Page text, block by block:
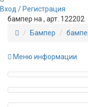
Вход / Регистрация
бампер на , арт. 122202
Бампер
Меню информации